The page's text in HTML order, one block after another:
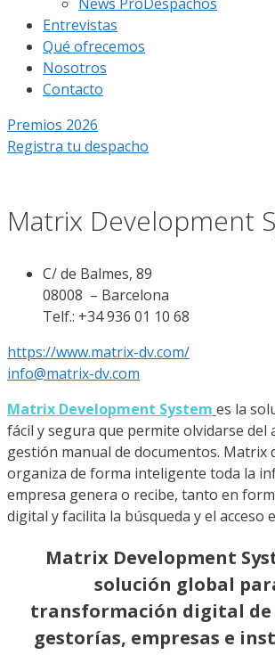
Entrevistas
Qué ofrecemos
Nosotros
Contacto
Premios 2026
Registra tu despacho
Matrix Development
C/ de Balmes, 89
08008 – Barcelona
Telf.: +34 936 01 10 68
https://www.matrix-dv.com/
info@matrix-dv.com
Matrix Development System es la
fácil y segura que permite olvidarse del
gestión manual de documentos. Matrix
organiza de forma inteligente toda la
empresa genera o recibe, tanto en
digital y facilita la búsqueda y el acceso
Matrix Development
solución global
transformación digital de
gestorías, empresas e